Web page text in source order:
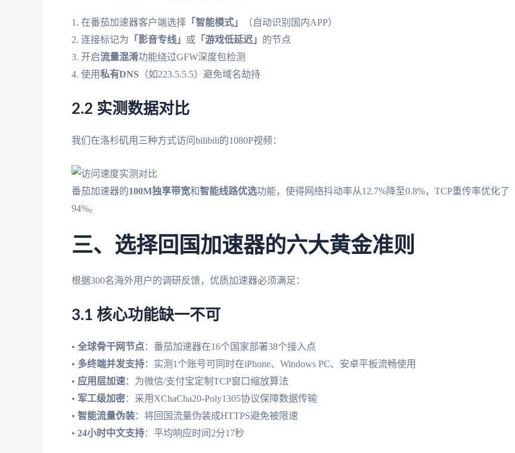
1. 在番茄加速器客户端选择 「智能模式」
（自动识别国内APP）
2. 连接标记为 「影音专线」 或 「游戏低延迟」 的节点
3. 开启流量混淆功能绕过GFW深度包检测
4. 使用私有DNS （如223.5.5.5）避免域名劫持
2.2 实测数据对比
我们在洛杉矶用三种方式访问bilibili的1080P视频：
番茄加速器的100M独享带宽和智能线路优选功能，使得网络抖动率从12.7%降至0.8%，TCP重传率优化了
94%。
三、选择回国加速器的六大黄金准则
根据300名海外用户的调研反馈，优质加速器必须满足：
3.1 核心功能缺一不可
• 全球骨干网节点：番茄加速器在16个国家部署38个接入点
• 多终端并发支持：实测1个账号可同时在iPhone、Windows PC、安卓平板流畅使用
• 应用层加速：为微信/支付宝定制TCP窗口缩放算法
• 军工级加密：采用XChaCha20-Poly1305协议保障数据传输
• 智能流量伪装：将回国流量伪装成HTTPS避免被限速
• 24小时中文支持：平均响应时间2分17秒